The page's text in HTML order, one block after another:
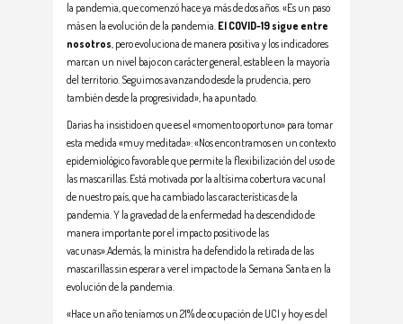
la pandemia, que comenzó hace ya más de dos años. «Es un paso
más en la evolución de la pandemia. El COVID-19 sigue entre
nosotros, pero evoluciona de manera positiva y los indicadores
marcan un nivel bajo con carácter general, estable en la mayoría
del territorio. Seguimos avanzando desde la prudencia, pero
también desde la progresividad», ha apuntado.
Darias ha insistido en que es el «momento oportuno» para tomar
esta medida «muy meditada»: «Nos encontramos en un contexto
epidemiológico favorable que permite la flexibilización del uso de
las mascarillas. Está motivada por la altísima cobertura vacunal
de nuestro país, que ha cambiado las características de la
pandemia. Y la gravedad de la enfermedad ha descendido de
manera importante por el impacto positivo de las
vacunas».Además, la ministra ha defendido la retirada de las
mascarillas sin esperar a ver el impacto de la Semana Santa en la
evolución de la pandemia.
«Hace un año teníamos un 21% de ocupación de UCI y hoy es del